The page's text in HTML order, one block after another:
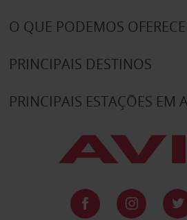
O QUE PODEMOS
PRINCIPAIS DESTINOS
PRINCIPAIS ESTAÇÕES EM